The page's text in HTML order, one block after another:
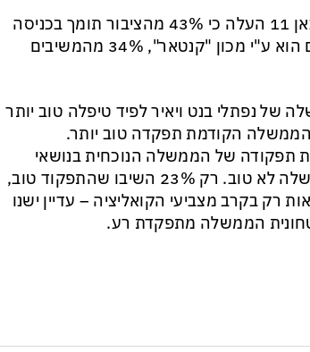
סקר שפורסם שלשום בחדשות הערב בכאן 11 העלה כי 43% מהציבור תומך בכניסה
למבצע צבאי בעזה. לפי הסקר, שנערך גם הוא ע"י מכון "קנטאר", 34% מהמשיבים
של נפתלי בנט ויאיר לפיד טיפלה טוב יותר
השיבו שהממשלה הקודמת תפקדה טוב יותר.
תפקודה של הממשלה הנוכחית בנושאי
ביטחון. 71% מהם השיבו שתפקוד הממשלה לא טוב. רק 23% השיבו שהתפקוד טוב,
רק בקרב מצביעי הקואליציה – עדיין ישנו